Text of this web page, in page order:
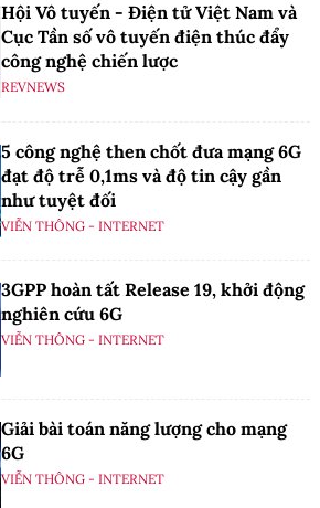
Hội Vô tuyến - Điện tử Việt Nam và
Cục Tần số vô tuyến điện thúc đẩy
công nghệ chiến lược
REVNEWS
5 công nghệ then chốt đưa mạng 6G
đạt độ trễ 0,1ms và độ tin cậy gần
như tuyệt đối
VIỄN THÔNG - INTERNET
3GPP hoàn tất Release 19, khởi động
nghiên cứu 6G
VIỄN THÔNG - INTERNET
Giải bài toán năng lượng cho mạng
6G
VIỄN THÔNG - INTERNET